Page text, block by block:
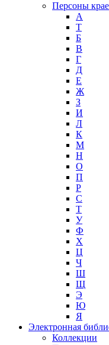
Персоны
А
T
Б
В
Г
Д
Е
Ж
З
И
Л
К
М
Н
О
П
Р
С
Т
У
Ф
Х
Ц
Ч
Ш
Щ
Э
Ю
Я
Электронная
Коллекции